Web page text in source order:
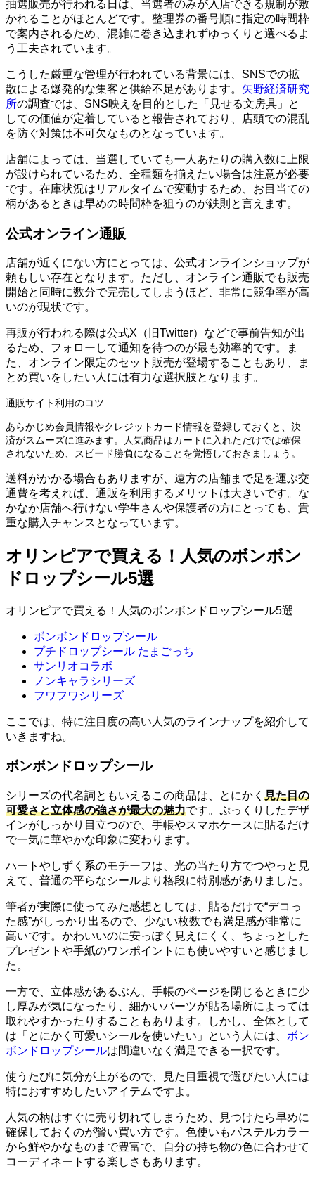
抽選販売が行われる日は、当選者のみが入店できる規制が敷
かれることがほとんどです。整理券の番号順に指定の時間枠
で案内されるため、混雑に巻き込まれずゆっくりと選べるよ
う工夫されています。
こうした厳重な管理が行われている背景には、SNSでの拡
散による爆発的な集客と供給不足があります。 矢野経済研究
所の調査では、SNS映えを目的とした「見せる文房具」と
しての価値が定着していると報告されており、店頭での混乱
を防ぐ対策は不可欠なものとなっています。
店舗によっては、当選していても一人あたりの購入数に上限
が設けられているため、全種類を揃えたい場合は注意が必要
です。在庫状況はリアルタイムで変動するため、お目当ての
柄があるときは早めの時間枠を狙うのが鉄則と言えます。
公式オンライン通販
店舗が近くにない方にとっては、公式オンラインショップが
頼もしい存在となります。ただし、オンライン通販でも販売
開始と同時に数分で完売してしまうほど、非常に競争率が高
いのが現状です。
再販が行われる際は公式X（旧Twitter）などで事前告知が出
るため、フォローして通知を待つのが最も効率的です。ま
た、オンライン限定のセット販売が登場することもあり、ま
とめ買いをしたい人には有力な選択肢となります。
通販サイト利用のコツ
あらかじめ会員情報やクレジットカード情報を登録しておくと、決
済がスムーズに進みます。人気商品はカートに入れただけでは確保
されないため、スピード勝負になることを覚悟しておきましょう。
送料がかかる場合もありますが、遠方の店舗まで足を運ぶ交
通費を考えれば、通販を利用するメリットは大きいです。な
かなか店舗へ行けない学生さんや保護者の方にとっても、貴
重な購入チャンスとなっています。
オリンピアで買える！人気のボンボン
ドロップシール5選
オリンピアで買える！人気のボンボンドロップシール5選
ボンボンドロップシール
プチドロップシール たまごっち
サンリオコラボ
ノンキャラシリーズ
フワフワシリーズ
ここでは、特に注目度の高い人気のラインナップを紹介して
いきますね。
ボンボンドロップシール
シリーズの代名詞ともいえるこの商品は、とにかく 見た目の
可愛さと立体感の強さが最大の魅力です。ぷっくりしたデザ
インがしっかり目立つので、手帳やスマホケースに貼るだけ
で一気に華やかな印象に変わります。
ハートやしずく系のモチーフは、光の当たり方でつやっと見
えて、普通の平らなシールより格段に特別感がありました。
筆者が実際に使ってみた感想としては、貼るだけで“デコっ
た感”がしっかり出るので、少ない枚数でも満足感が非常に
高いです。かわいいのに安っぽく見えにくく、ちょっとした
プレゼントや手紙のワンポイントにも使いやすいと感じまし
た。
一方で、立体感があるぶん、手帳のページを閉じるときに少
し厚みが気になったり、細かいパーツが貼る場所によっては
取れやすかったりすることもあります。しかし、全体として
は「とにかく可愛いシールを使いたい」という人には、 ボン
ボンドロップシールは間違いなく満足できる一択です。
使うたびに気分が上がるので、見た目重視で選びたい人には
特におすすめしたいアイテムですよ。
人気の柄はすぐに売り切れてしまうため、見つけたら早めに
確保しておくのが賢い買い方です。色使いもパステルカラー
から鮮やかなものまで豊富で、自分の持ち物の色に合わせて
コーディネートする楽しさもあります。